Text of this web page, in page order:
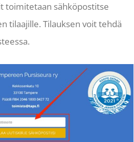
toimitetaan sähköpostitse
tilaajille. Tilauksen voit tehdä